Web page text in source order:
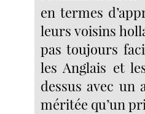
en termes
leurs voisins
pas toujours
les Anglais et
dessus avec un
méritée qu’un